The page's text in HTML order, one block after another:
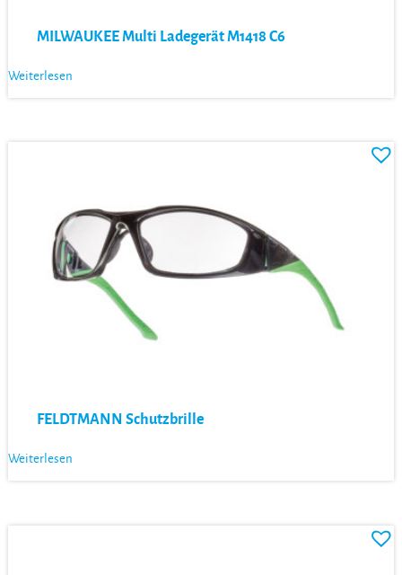
MILWAUKEE Multi Ladegerät M1418 C6
Weiterlesen
FELDTMANN Schutzbrille
Weiterlesen